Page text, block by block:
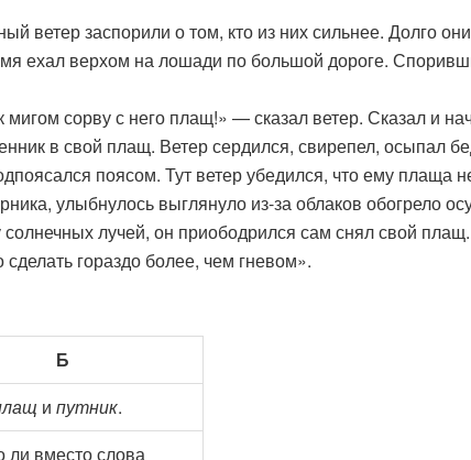
заспорили о том, кто из них сильнее. Долго
ехал верхом на лошади по большой дороге.
сорву с него плащ!» — сказал ветер. Сказал и
в свой плащ. Ветер сердился, свирепел, осыпал
поясом. Тут ветер убедился, что ему плаща
улыбнулось выглянуло из-за облаков обогрело
солнечных лучей, он приободрился сам снял свой
гораздо более, чем гневом».
Б
и путник.
ли вместо слова